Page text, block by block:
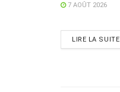
7 AOÛT 2026
LIRE LA SUITE